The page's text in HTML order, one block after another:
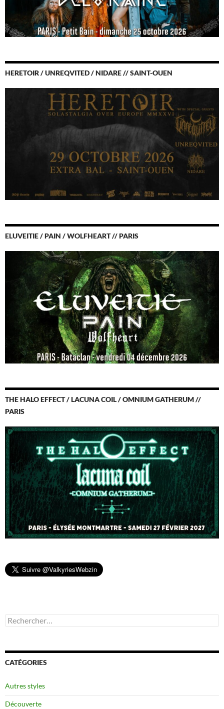
HERETOIR / UNREQVITED / NIDARE // SAINT-OUEN
ELUVEITIE / PAIN / WOLFHEART // PARIS
THE HALO EFFECT / LACUNA COIL / OMNIUM GATHERUM //
PARIS
Rechercher :
CATÉGORIES
Autres styles
Découverte